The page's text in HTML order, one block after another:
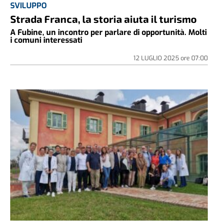
SVILUPPO
Strada Franca, la storia aiuta il turismo
A Fubine, un incontro per parlare di opportunità. Molti
i comuni interessati
12 LUGLIO 2025ore 07:00